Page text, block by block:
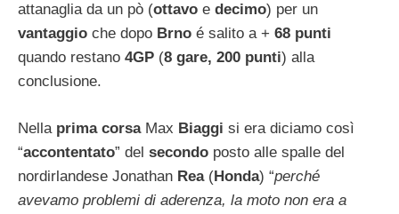
attanaglia da un pò (ottavo e decimo) per un
vantaggio che dopo Brno é salito a + 68 punti
quando restano 4GP (8 gare, 200 punti) alla
conclusione.
Nella prima corsa Max Biaggi si era diciamo così
“accontentato” del secondo posto alle spalle del
nordirlandese Jonathan Rea (Honda) “perché
avevamo problemi di aderenza, la moto non era a